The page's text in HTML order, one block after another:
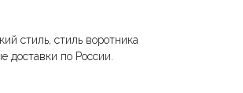
стиль, стиль воротника
доставки по России.